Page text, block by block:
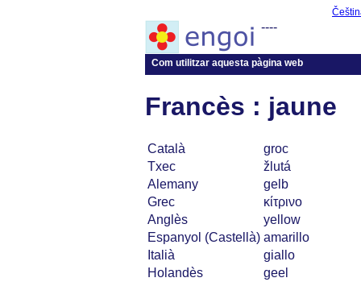
----
Com utilitzar aquesta pàgina web
Francès : jaune
Català
groc
Txec
žlutá
Alemany
gelb
Grec
κίτρινο
Anglès
yellow
Espanyol (Castellà) amarillo
Italià
giallo
Holandès
geel